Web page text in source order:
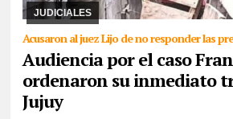
JUDICIALES
Acusaron al juez Lijo de no responder las
Audiencia por el caso
ordenaron su inmediato
Jujuy
convocó a la comparecencia de forma virtual